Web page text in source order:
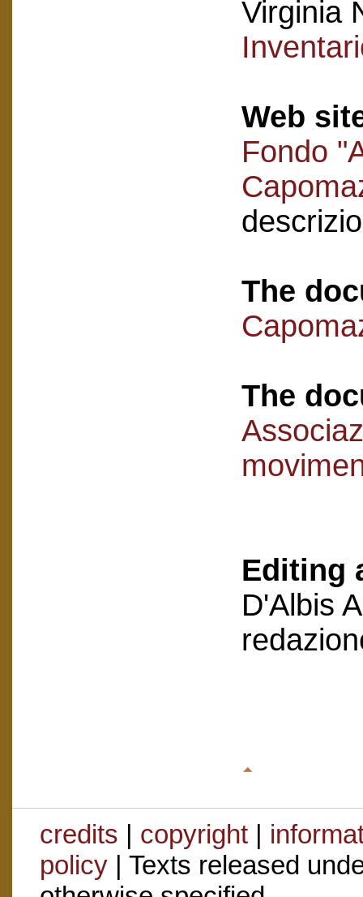
Virginia
Web
Fondo
The
The
Editing
D'Albis
credits | copyright|
policy| Texts released